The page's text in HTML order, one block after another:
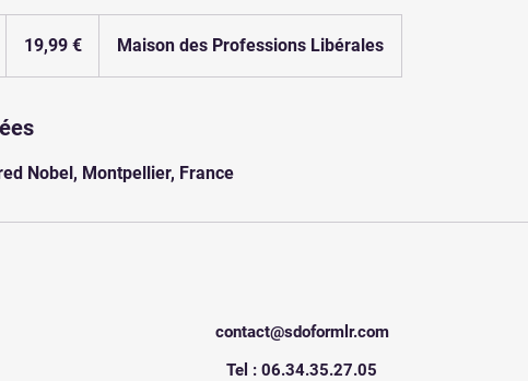
19,99 € Maison des Professions Libérales
Nobel, Montpellier, France
contact@sdoformlr.com
Tel : 06.34.35.27.05